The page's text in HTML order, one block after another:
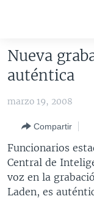
accesibilidad
Salte
navegador
principal
Salte
AMÉRICA DEL NORTE
MÉXICO
HAITÍ
ELECCIONES EEUU
VOTO DIVIDIDO
VOA VERIFICA
VOA VERIFICA
VOA VERIFICA
VOA VERIFICA
AMÉRICA LATINA
ARGENTINA
BOLIVIA
COLOMBIA
CHINA EN AMÉRICA
CENTROAMÉRICA
COSTA RICA
OTRAS SECCIONES
Nueva
auténtica
marzo 19, 2008
Compartir
Funcionarios
Central de
voz en la
Laden, es